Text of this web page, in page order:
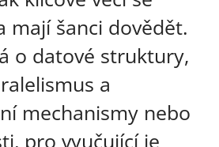
mají šanci dovědět.
o datové struktury,
a
mechanismy nebo
pro vyučující je